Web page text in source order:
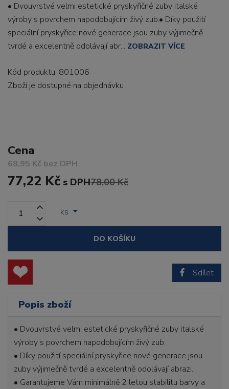
• Dvouvrstvé velmi estetické pryskyřičné zuby italské
výroby s povrchem napodobujícím živý zub.• Díky použití
speciální pryskyřice nové generace jsou zuby výjimečně
tvrdé a excelentně odolávají abr... ZOBRAZIT VÍCE
Kód produktu: 801006
Zboží je dostupné na objednávku
Cena
68,95 Kč bez DPH
77,22 Kč s DPH78,00 Kč
ks
DO KOŠÍKU
Sdílet
Popis zboží
• Dvouvrstvé velmi estetické pryskyřičné zuby italské
výroby s povrchem napodobujícím živý zub.
• Díky použití speciální pryskyřice nové generace jsou
zuby výjimečně tvrdé a excelentně odolávají abrazi.
• Garantujeme Vám minimálně 2 letou stabilitu barvy a